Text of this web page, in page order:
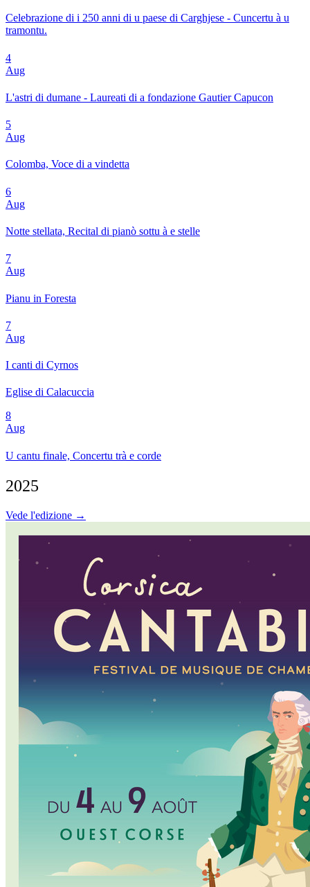
Celebrazione di i 250 anni di u paese di Carghjese - Cuncertu à u
tramontu.
4
Aug
L'astri di dumane - Laureati di a fondazione Gautier Capucon
5
Aug
Colomba, Voce di a vindetta
6
Aug
Notte stellata, Recital di pianò sottu à e stelle
7
Aug
Pianu in Foresta
7
Aug
I canti di Cyrnos
Eglise di Calacuccia
8
Aug
U cantu finale, Concertu trà e corde
2025
Vede l'edizione →